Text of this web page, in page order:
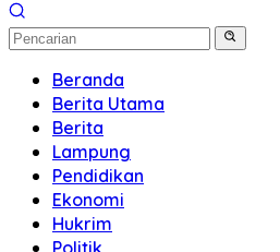
Beranda
Berita Utama
Berita
Lampung
Pendidikan
Ekonomi
Hukrim
Politik